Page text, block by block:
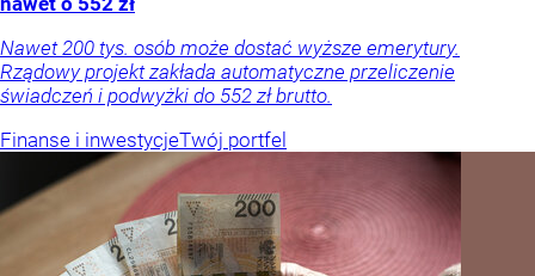
Nawet 200 tys. osób może dostać wyższe emerytury.
Rządowy projekt zakłada automatyczne przeliczenie
świadczeń i podwyżki do 552 zł brutto.
Finanse i inwestycjeTwój portfel